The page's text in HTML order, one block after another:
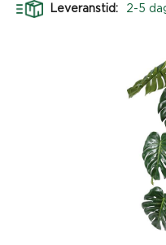
Leveranstid: 2-5